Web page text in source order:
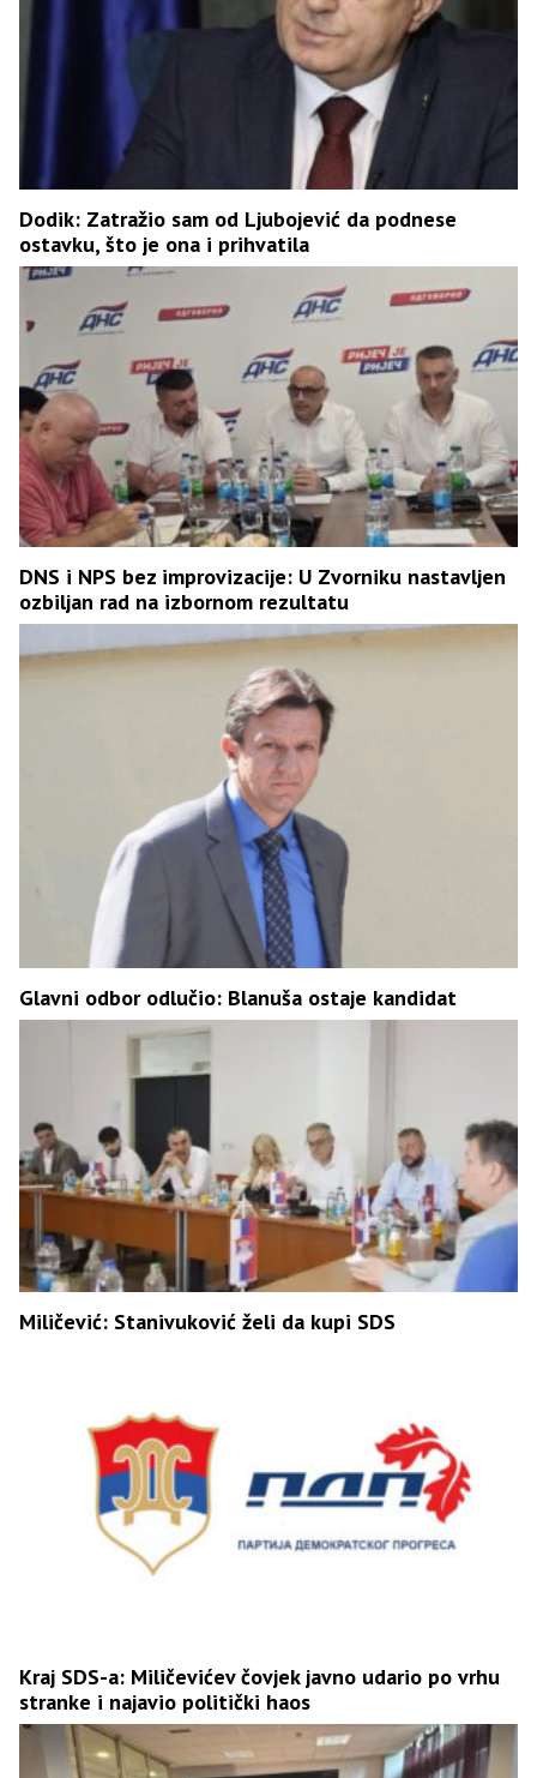
Dodik: Zatražio sam od Ljubojević da podnese
ostavku, što je ona i prihvatila
DNS i NPS bez improvizacije: U Zvorniku nastavljen
ozbiljan rad na izbornom rezultatu
Glavni odbor odlučio: Blanuša ostaje kandidat
Miličević: Stanivuković želi da kupi SDS
Kraj SDS-a: Miličevićev čovjek javno udario po vrhu
stranke i najavio politički haos